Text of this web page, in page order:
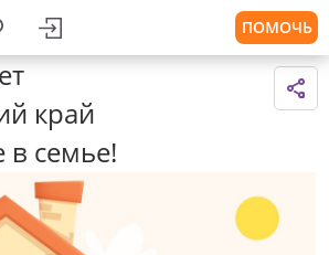
ПОМОЧЬ
край
в семье!